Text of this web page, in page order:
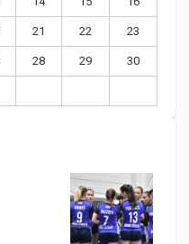
21 22 23
28 29 30